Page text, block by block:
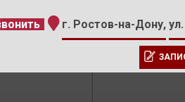
15-15 г. Ростов-на-Дону,